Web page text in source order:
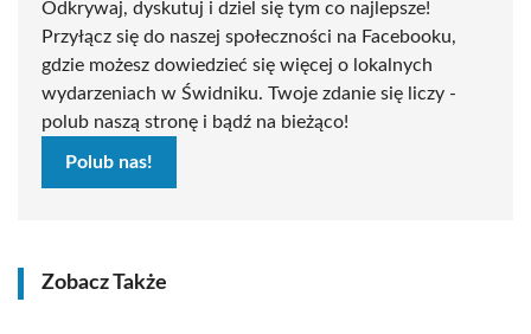
Odkrywaj, dyskutuj i dziel się tym co najlepsze!
Przyłącz się do naszej społeczności na Facebooku,
gdzie możesz dowiedzieć się więcej o lokalnych
wydarzeniach w Świdniku. Twoje zdanie się liczy -
polub naszą stronę i bądź na bieżąco!
Polub nas!
Zobacz Także